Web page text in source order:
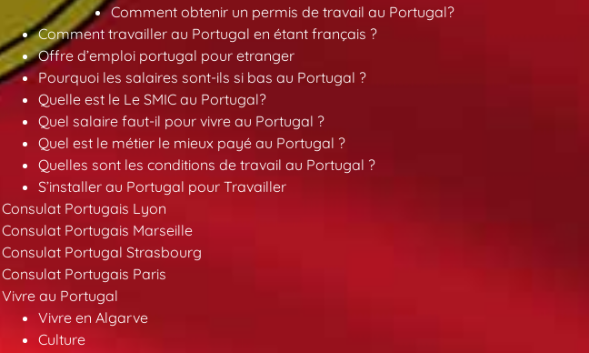
Comment obtenir un permis de travail au Portugal?
Comment travailler au Portugal en étant français ?
Offre d’emploi portugal pour etranger
Pourquoi les salaires sont-ils si bas au Portugal ?
Quelle est le Le SMIC au Portugal?
Quel salaire faut-il pour vivre au Portugal ?
Quel est le métier le mieux payé au Portugal ?
Quelles sont les conditions de travail au Portugal ?
S’installer au Portugal pour Travailler
Consulat Portugais Lyon
Consulat Portugais Marseille
Consulat Portugal Strasbourg
Consulat Portugais Paris
Vivre au Portugal
Vivre en Algarve
Culture